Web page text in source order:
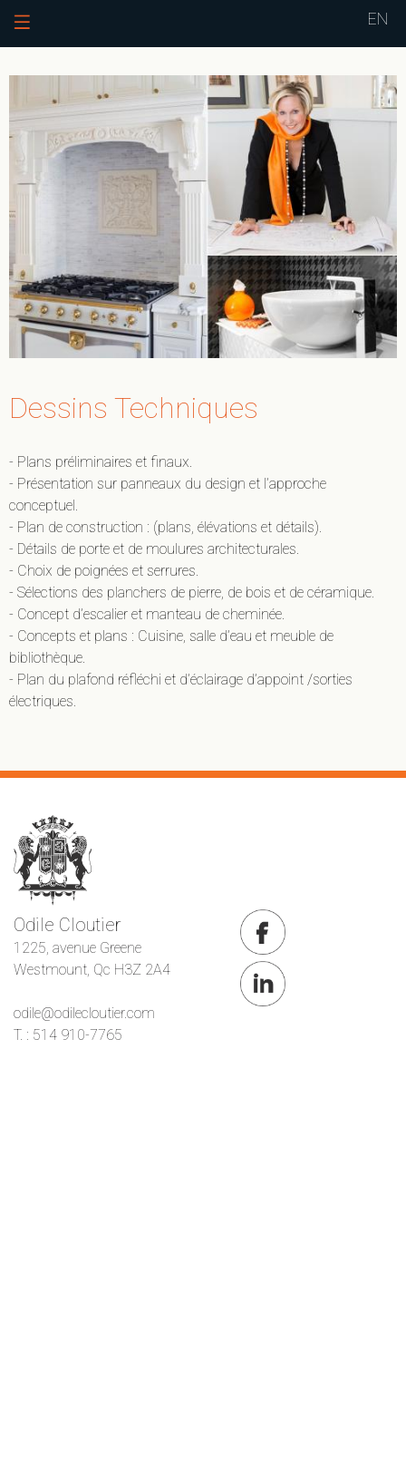
Dessins Techniques
- Plans préliminaires et finaux.
- Présentation sur panneaux du design et l’approche
conceptuel.
- Plan de construction : (plans, élévations et détails).
- Détails de porte et de moulures architecturales.
- Choix de poignées et serrures.
- Sélections des planchers de pierre, de bois et de céramique.
- Concept d’escalier et manteau de cheminée.
- Concepts et plans : Cuisine, salle d’eau et meuble de
bibliothèque.
- Plan du plafond réfléchi et d’éclairage d’appoint /sorties
électriques.
EN
Odile Cloutier
1225, avenue Greene
Westmount, Qc H3Z 2A4
odile@odilecloutier.com
T. : 514 910-7765